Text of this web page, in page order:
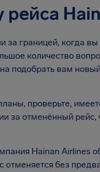
за границей, когда
количество
подобрать вам
проверьте,
за отменённый рейс,
Hainan Airlines
отменяется без